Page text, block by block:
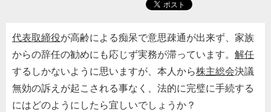
代表取締役が高齢による痴呆で意思疎通が出来ず、家族
からの辞任の勧めにも応じず実務が滞っています。 解任
するしかないように思いますが、本人から株主総会決議
無効の訴えが起こされる事なく、法的に完璧に手続する
にはどのようにしたら宜しいでしょうか？